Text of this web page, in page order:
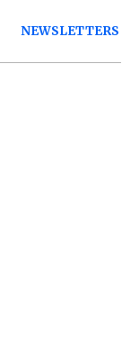
NEWSLETTERS